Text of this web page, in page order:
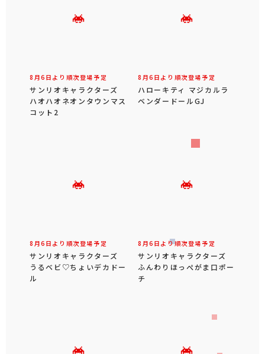
8月6日より順次登場予定
サンリオキャラクターズ
ハオハオネオンタウンマス
コット2
8月6日より順次登場予定
ハローキティ マジカルラ
ベンダードールGJ
8月6日より順次登場予定
サンリオキャラクターズ
うるベビ♡ちょいデカドー
ル
8月6日より順次登場予定
サンリオキャラクターズ
ふんわりほっぺがま口ポー
チ